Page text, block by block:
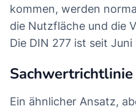
kommen, werden
die Nutzfläche und die
Die DIN 277 ist seit
Ein ähnlicher Ansatz,